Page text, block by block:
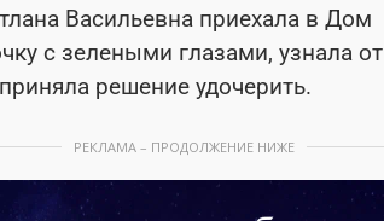
Васильевна приехала в Дом
с зелеными глазами, узнала от
решение удочерить.
РЕКЛАМА – ПРОДОЛЖЕНИЕ НИЖЕ